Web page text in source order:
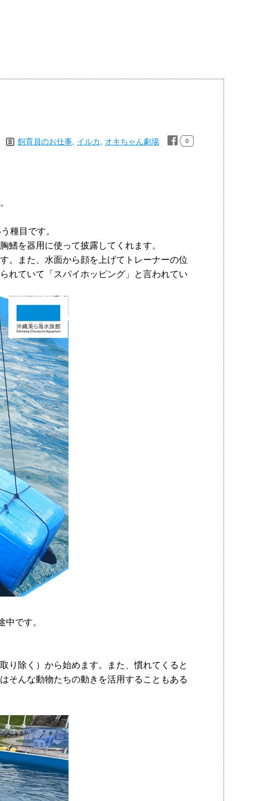
飼育員のお仕事, イルカ , オキちゃん劇場 0
種目です。
鰭を器用に使って披露してくれます。
。また、水面から顔を上げてトレーナーの位
れていて「スパイホッピング」と言われてい
です。
り除く）から始めます。また、慣れてくると
そんな動物たちの動きを活用することもある